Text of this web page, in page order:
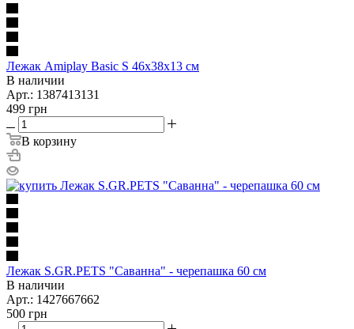
Лежак Amiplay Basic S 46х38х13 см
В наличии
Арт.: 1387413131
499 грн
В корзину
Лежак S.GR.PETS "Саванна" - черепашка 60 см
В наличии
Арт.: 1427667662
500 грн